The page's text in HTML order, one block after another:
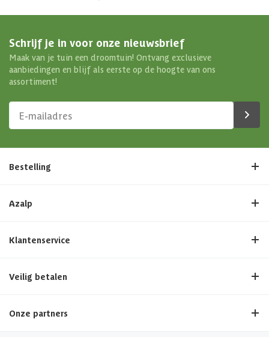
Schrijf je in voor onze nieuwsbrief
Maak van je tuin een droomtuin! Ontvang exclusieve
aanbiedingen en blijf als eerste op de hoogte van ons
assortiment!
Bestelling
Azalp
Klantenservice
Veilig betalen
Onze partners